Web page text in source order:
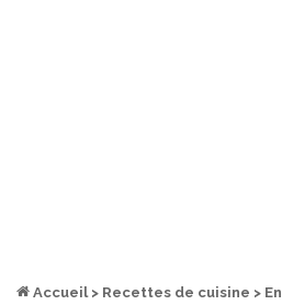
Accueil > Recettes de cuisine >